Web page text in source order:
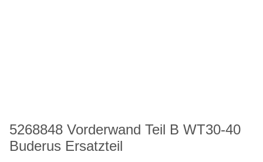
5268848 Vorderwand Teil B WT30-40
Buderus Ersatzteil